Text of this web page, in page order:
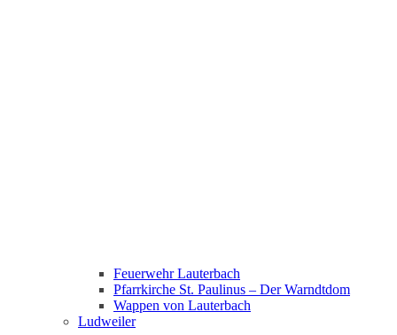
Feuerwehr Lauterbach
Pfarrkirche St. Paulinus – Der Warndtdom
Wappen von Lauterbach
Ludweiler